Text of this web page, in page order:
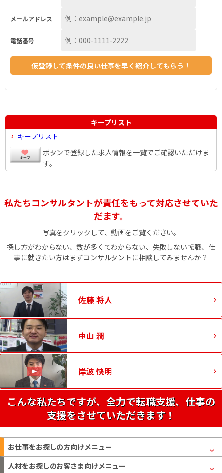
メールアドレス
電話番号
キープリスト
キープリスト
ボタンで登録した求人情報を一覧でご確認いただけま
す。
私たちコンサルタントが責任をもって対応させていた
だます。
写真をクリックして、動画をご覧ください。
探し方がわからない、数が多くてわからない、失敗しない転職、仕
事に就きたい方はまずコンサルタントに相談してみませんか？
佐藤 将人
中山 潤
岸波 快明
こんな私たちですが、全力で転職支援、仕事の
支援をさせていただきます！
お仕事をお探しの方向けメニュー
人材をお探しのお客さま向けメニュー